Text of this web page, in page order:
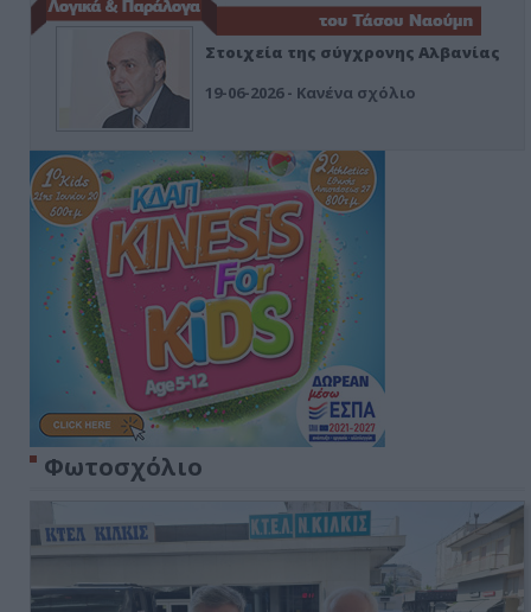
Στοιχεία της σύγχρονης Αλβανίας
19-06-2026 - Κανένα σχόλιο
Φωτοσχόλιο